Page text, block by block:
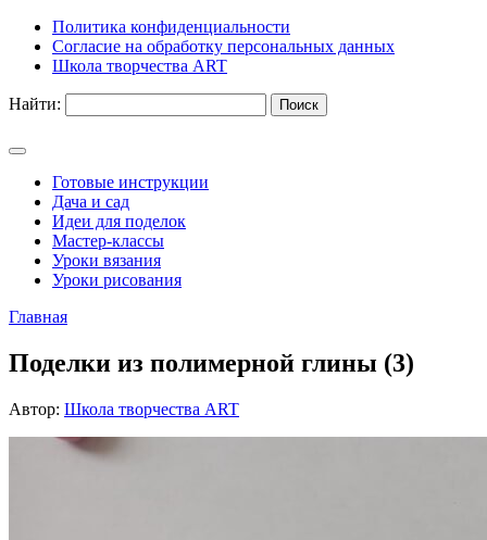
Политика конфиденциальности
Согласие на обработку персональных данных
Школа творчества ART
Найти:
Готовые инструкции
Дача и сад
Идеи для поделок
Мастер-классы
Уроки вязания
Уроки рисования
Главная
Поделки из полимерной глины (3)
Автор: Школа творчества ART